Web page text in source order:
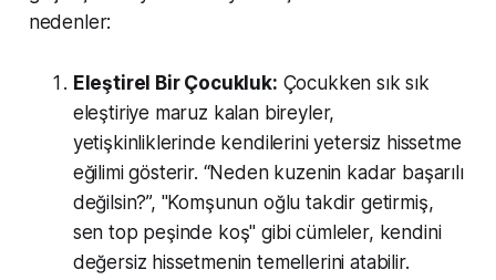
nedenler:
Eleştirel Bir Çocukluk: Çocukken sık sık
eleştiriye maruz kalan bireyler,
yetişkinliklerinde kendilerini yetersiz hissetme
eğilimi gösterir. “Neden kuzenin kadar başarılı
değilsin?”, "Komşunun oğlu takdir getirmiş,
sen top peşinde koş" gibi cümleler, kendini
değersiz hissetmenin temellerini atabilir.